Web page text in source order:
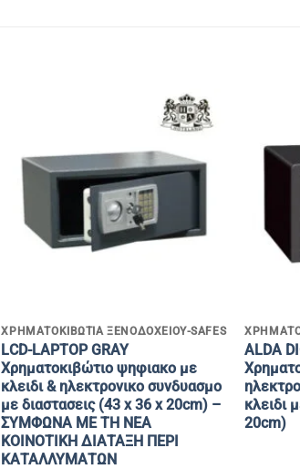
ΧΡΗΜΑΤΟΚΙΒΏΤΙΑ ΞΕΝΟΔΟΧΕΊΟΥ-SAFES
LCD-LAPTOP GRAY
Χρηματοκιβώτιο ψηφιακο με
κλειδι & ηλεκτρονικο συνδυασμο
με διαστασεις (43 x 36 x 20cm) –
ΣΥΜΦΩΝΑ ΜΕ ΤΗ ΝΕΑ
ΚΟΙΝΟΤΙΚΗ ΔΙΑΤΑΞΗ ΠΕΡΙ
ΚΑΤΑΛΛΥΜΑΤΩΝ
ALDA
κλειδι
20cm)